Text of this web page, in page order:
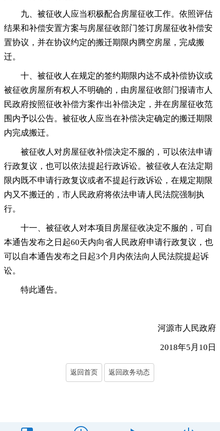
九、被征收人应当积极配合房屋征收工作。 依照评估
结果和补偿安置方案与房屋征收部门签订房屋征收补偿安
置协议，并在协议约定的搬迁期限内腾空房屋 ， 完成搬
迁。
十、被征收人在规定的签约期限内达不成补偿协议或
被征收房屋所有权人不明确的 ， 由房屋征收部门报请市人
民政府按照征收补偿方案作出补偿决定，并在房屋征收范
围内予以公告。 被征收人应当在补偿决定确定的搬迁期限
内完成搬迁。
被征收人对房屋征收补偿决定不服的 ， 可以依法申请
行政复议，也可以依法提起行政诉讼。 被征收人在法定期
限内既不申请行政复议或者不提起行政诉讼，在规定期限
内又不搬迁的 ， 市人民政府将依法申请人民法院强制执
行。
十一、被征收人对本项目房屋征收决定不服的 ， 可自
本通告发布之日起60天内向省人民政府申请行政复议，也
可以自本通告发布之日起3个月内依法向人民法院提起诉
讼。
特此通告。
河源市人民政府
2018年5月10日
返回首页 返回政务动态